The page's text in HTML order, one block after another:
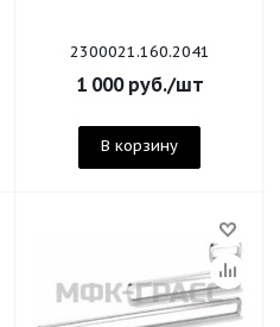
2300021.160.2041
1 000руб./шт
В корзину